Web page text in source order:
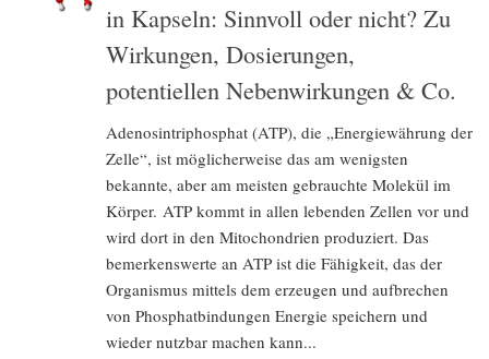
in Kapseln: Sinnvoll oder nicht? Zu
Wirkungen, Dosierungen,
potentiellen Nebenwirkungen & Co.
Adenosintriphosphat (ATP), die „Energiewährung der
Zelle“, ist möglicherweise das am wenigsten
bekannte, aber am meisten gebrauchte Molekül im
Körper. ATP kommt in allen lebenden Zellen vor und
wird dort in den Mitochondrien produziert. Das
bemerkenswerte an ATP ist die Fähigkeit, das der
Organismus mittels dem erzeugen und aufbrechen
von Phosphatbindungen Energie speichern und
wieder nutzbar machen kann...